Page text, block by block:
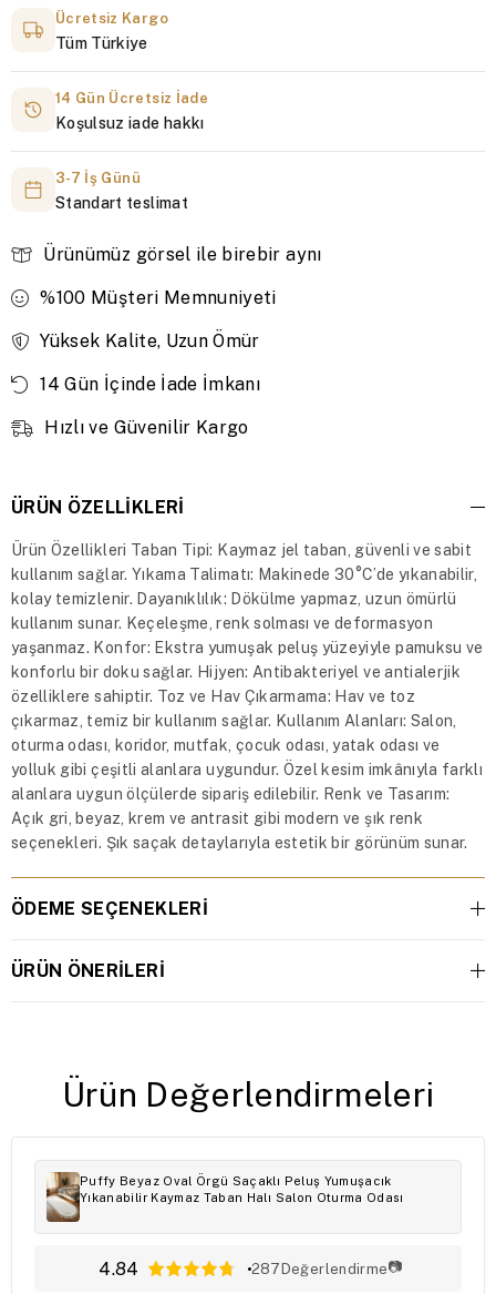
Ücretsiz Kargo
Tüm Türkiye
14 Gün Ücretsiz İade
Koşulsuz iade hakkı
3-7 İş Günü
Standart teslimat
Ürünümüz görsel ile birebir aynı
%100 Müşteri Memnuniyeti
Yüksek Kalite, Uzun Ömür
14 Gün İçinde İade İmkanı
Hızlı ve Güvenilir Kargo
Ürün Değerlendirmeleri
Puffy Beyaz Oval Örgü Saçaklı Peluş Yumuşacık
Yıkanabilir Kaymaz Taban Halı Salon Oturma Odası
4.84 287Değerlendirme📷
ÜRÜN ÖZELLIKLERI
Ürün Özellikleri Taban Tipi: Kaymaz jel taban, güvenli ve sabit
kullanım sağlar. Yıkama Talimatı: Makinede 30°C’de yıkanabilir,
kolay temizlenir. Dayanıklılık: Dökülme yapmaz, uzun ömürlü
kullanım sunar. Keçeleşme, renk solması ve deformasyon
yaşanmaz. Konfor: Ekstra yumuşak peluş yüzeyiyle pamuksu ve
konforlu bir doku sağlar. Hijyen: Antibakteriyel ve antialerjik
özelliklere sahiptir. Toz ve Hav Çıkarmama: Hav ve toz
çıkarmaz, temiz bir kullanım sağlar. Kullanım Alanları: Salon,
oturma odası, koridor, mutfak, çocuk odası, yatak odası ve
yolluk gibi çeşitli alanlara uygundur. Özel kesim imkânıyla farklı
alanlara uygun ölçülerde sipariş edilebilir. Renk ve Tasarım:
Açık gri, beyaz, krem ve antrasit gibi modern ve şık renk
seçenekleri. Şık saçak detaylarıyla estetik bir görünüm sunar.
ÖDEME SEÇENEKLERI
ÜRÜN ÖNERILERI